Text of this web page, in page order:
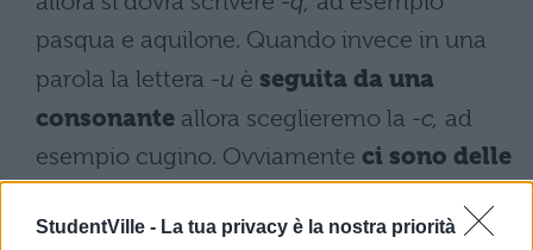
StudentVille - La tua privacy è la nostra priorità
pasqua e aquilone. Quando invece in una
parola la lettera -u è seguita da una
consonante allora sceglieremo la -c, ad
esempio cugino. Ovviamente ci sono delle
cuore.Infine c’è-cq, che si usa nella